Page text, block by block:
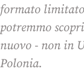
formato limitato
potremmo
nuovo - non in
Polonia.